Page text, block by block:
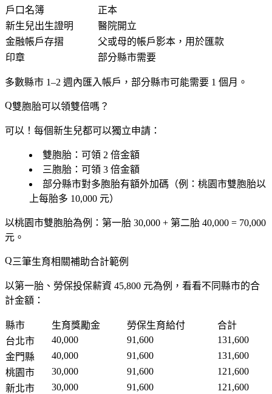
戶口名簿
正本
新生兒出生證明
醫院開立
金融帳戶存摺
父或母的帳戶影本，用於匯款
印章
部分縣市需要
多數縣市 1–2 週內匯入帳戶，部分縣市可能需要 1 個月。
雙胞胎可以領雙倍嗎？
可以！每個新生兒都可以獨立申請：
雙胞胎 ：可領 2 倍金額
三胞胎 ：可領 3 倍金額
部分縣市對多胞胎有額外加碼 （例：桃園市雙胞胎以
上每胎多 10,000 元）
以桃園市雙胞胎為例：第一胎 30,000 + 第二胎 40,000 = 70,000
元 。
三筆生育相關補助合計範例
以第一胎、勞保投保薪資 45,800 元為例，看看不同縣市的合
計金額：
縣市 生育獎勵金 勞保生育給付
合計
台北市
40,000 91,600
131,600
金門縣
40,000 91,600
131,600
桃園市
30,000 91,600
121,600
新北市
30,000 91,600
121,600